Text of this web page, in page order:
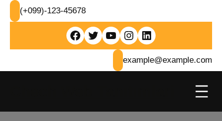
İçeriğe
geç
(+099)-123-45678
Facebook Twitter YouTube Instagram LinkedIn
example@example.com